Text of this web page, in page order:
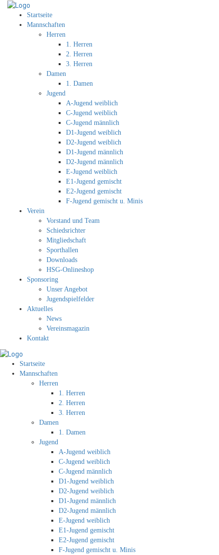
Startseite
Mannschaften
Herren
1. Herren
2. Herren
3. Herren
Damen
1. Damen
Jugend
A-Jugend weiblich
C-Jugend weiblich
C-Jugend männlich
D1-Jugend weiblich
D2-Jugend weiblich
D1-Jugend männlich
D2-Jugend männlich
E-Jugend weiblich
E1-Jugend gemischt
E2-Jugend gemischt
F-Jugend gemischt u. Minis
Verein
Vorstand und Team
Schiedsrichter
Mitgliedschaft
Sporthallen
Downloads
HSG-Onlineshop
Sponsoring
Unser Angebot
Jugendspielfelder
Aktuelles
News
Vereinsmagazin
Kontakt
Startseite
Mannschaften
Herren
1. Herren
2. Herren
3. Herren
Damen
1. Damen
Jugend
A-Jugend weiblich
C-Jugend weiblich
C-Jugend männlich
D1-Jugend weiblich
D2-Jugend weiblich
D1-Jugend männlich
D2-Jugend männlich
E-Jugend weiblich
E1-Jugend gemischt
E2-Jugend gemischt
F-Jugend gemischt u. Minis